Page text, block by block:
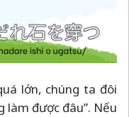
lớn, chúng ta đôi
làm được đâu”. Nếu